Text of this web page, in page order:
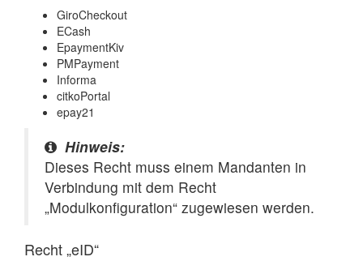
GiroCheckout
ECash
EpaymentKiv
PMPayment
Informa
citkoPortal
epay21
Hinweis:
Dieses Recht muss einem Mandanten in
Verbindung mit dem Recht
„Modulkonfiguration“ zugewiesen werden.
Recht „eID“